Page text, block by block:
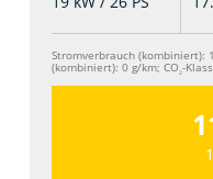
Stromverbrauch (kombiniert):
(kombiniert): 0 g/km; CO2-